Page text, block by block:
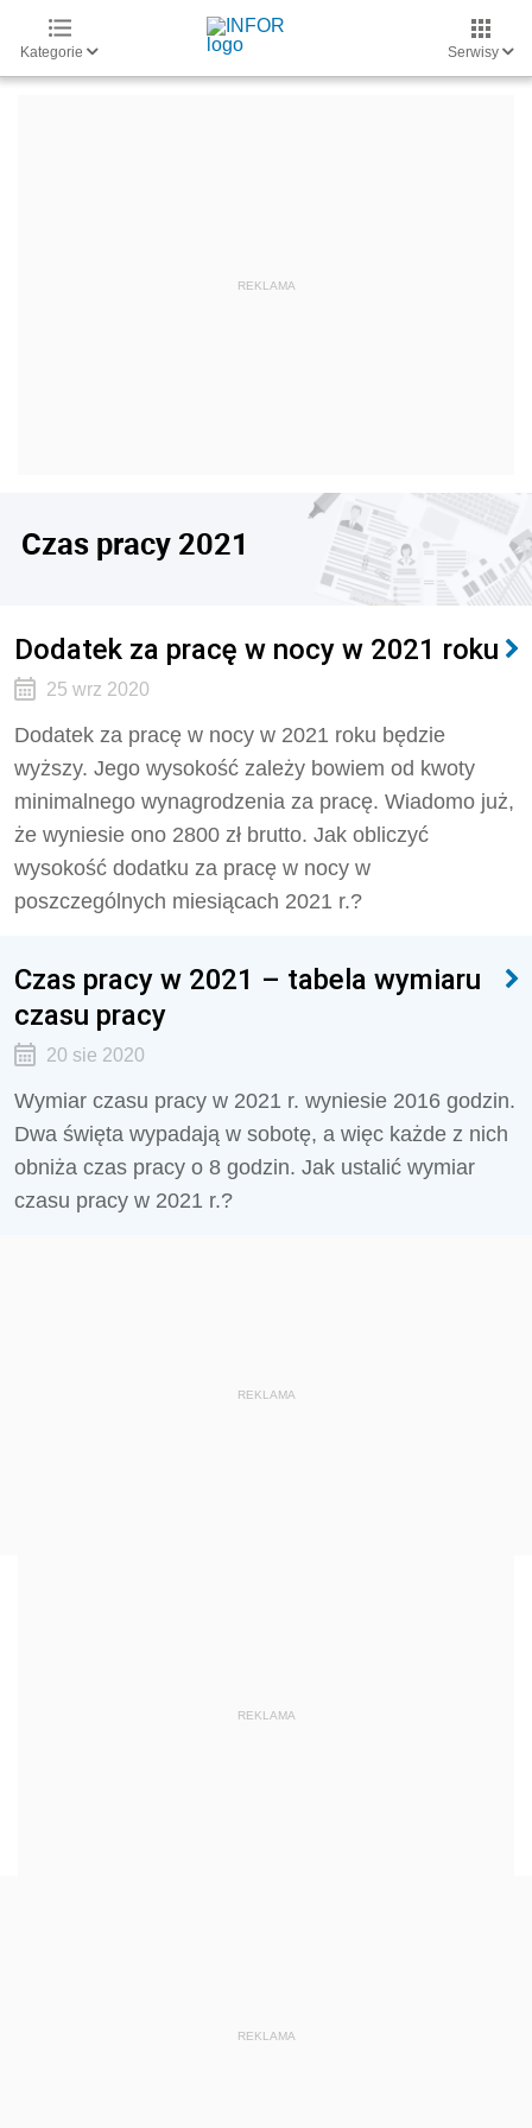
Kategorie Serwisy
Czas pracy 2021
Dodatek za pracę w nocy w 2021 roku
25 wrz 2020
Dodatek za pracę w nocy w 2021 roku będzie
wyższy. Jego wysokość zależy bowiem od kwoty
minimalnego wynagrodzenia za pracę. Wiadomo już,
że wyniesie ono 2800 zł brutto. Jak obliczyć
wysokość dodatku za pracę w nocy w
poszczególnych miesiącach 2021 r.?
Czas pracy w 2021 – tabela wymiaru
czasu pracy
20 sie 2020
Wymiar czasu pracy w 2021 r. wyniesie 2016 godzin.
Dwa święta wypadają w sobotę, a więc każde z nich
obniża czas pracy o 8 godzin. Jak ustalić wymiar
czasu pracy w 2021 r.?
REKLAMA
REKLAMA
REKLAMA